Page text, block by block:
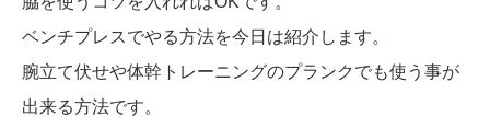
ベンチプレスでやる方法を今日は紹介します。
腕立て伏せや体幹トレーニングのプランクでも使う事が
出来る方法です。